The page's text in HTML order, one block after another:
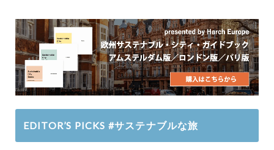
EDITOR’S PICKS #サステナブルな旅